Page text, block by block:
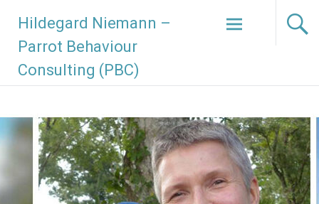
Hildegard Niemann –
Parrot Behaviour
Consulting (PBC)